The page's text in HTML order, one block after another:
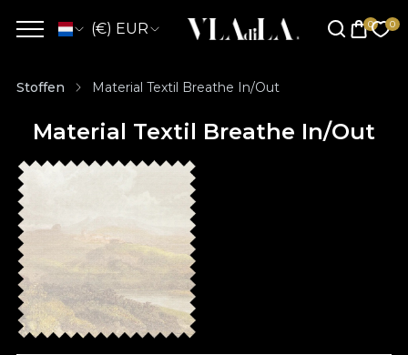
(€) EUR
Stoffen Material Textil Breathe In/Out
Material Textil Breathe In/Out